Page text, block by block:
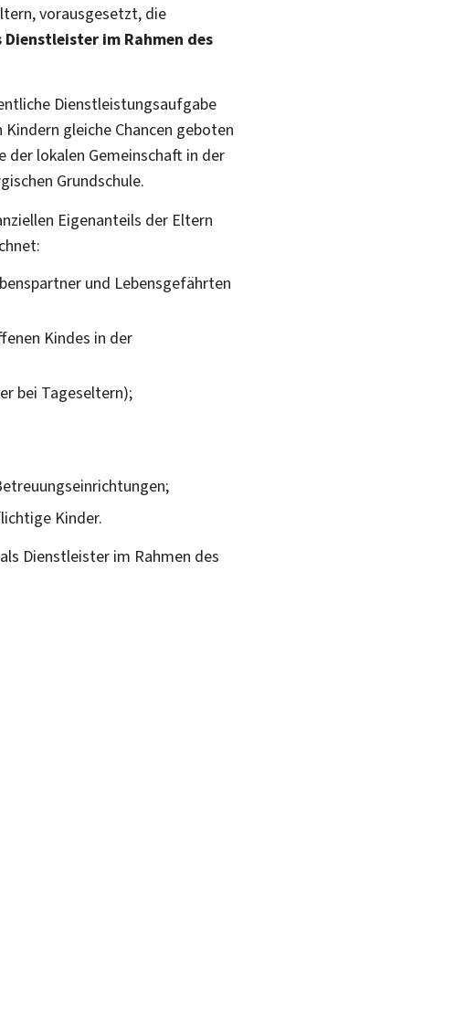
vorausgesetzt, die
Dienstleister im Rahmen des
Dienstleistungsaufgabe
gleiche Chancen geboten
lokalen Gemeinschaft in der
Grundschule.
Eigenanteils der Eltern
und Lebensgefährten
Kindes in der
bei Tageseltern);
Kinder.
Dienstleister im Rahmen des